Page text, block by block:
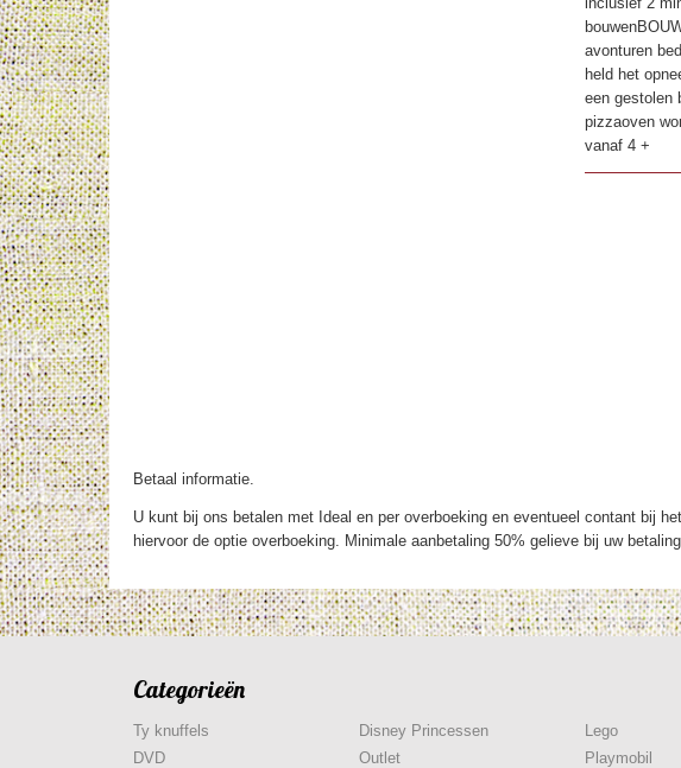
avonturen
held het
een gestolen
pizzaoven
vanaf 4 +
Betaal informatie.
U kunt bij ons betalen met Ideal en per overboeking en eventueel contant bij
hiervoor de optie overboeking. Minimale aanbetaling 50% gelieve bij uw
Categorieën
Ty knuffels
DVD
Disney Princessen
Outlet
Lego
Playmobil